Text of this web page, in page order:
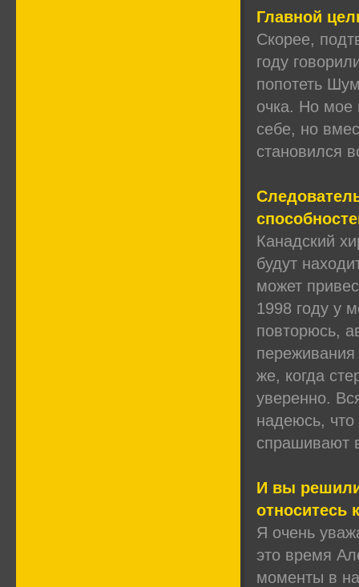
Главной
Скорее,
году
попотеть
очка. Но мое
себе, но
становился
Канадский
будут
может
1998 году у
повторюсь,
переживания
же, когда
уверенно.
надеюсь,
спрашивают
И вы решили
относитесь
Я очень
это время
моменты в